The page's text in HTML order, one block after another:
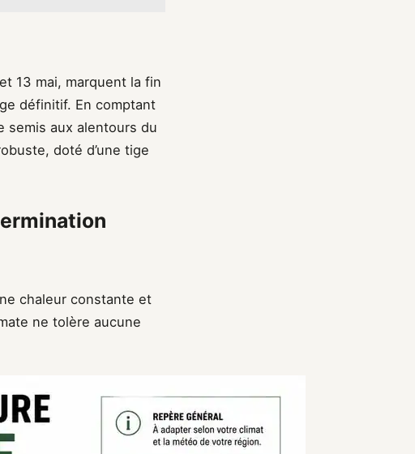
13 mai, marquent la fin
définitif. En comptant
semis aux alentours du
doté d’une tige
chaleur constante et
ne tolère aucune